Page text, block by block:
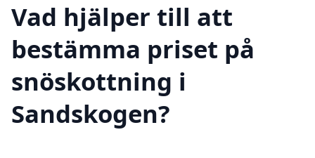
Vad hjälper till att
bestämma priset på
snöskottning i
Sandskogen?